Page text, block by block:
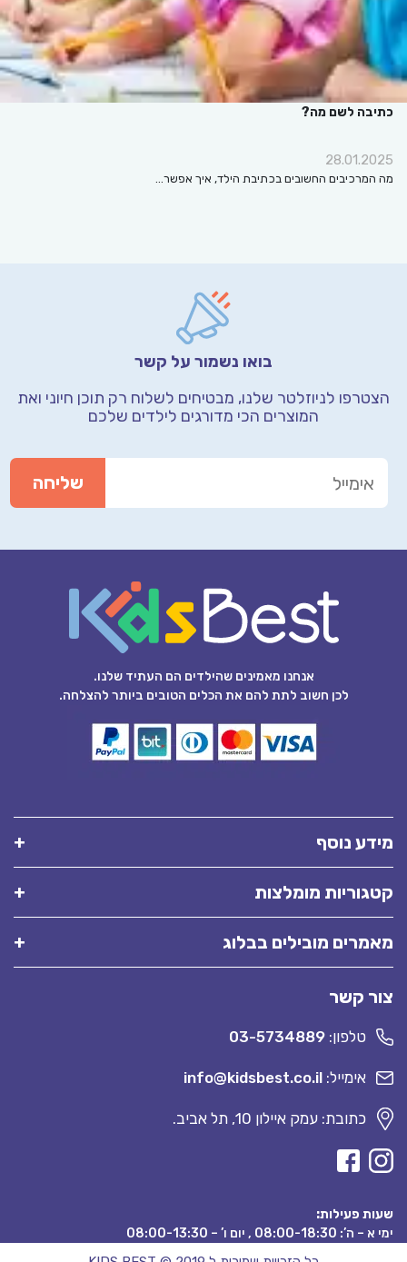
כתיבה לשם מה?
28.01.2025
מה המרכיבים החשובים בכתיבת הילד, איך אפשר…
בואו נשמור על קשר
הצטרפו לניוזלטר שלנו, מבטיחים לשלוח רק תוכן חיוני ואת
המוצרים הכי מדורגים לילדים שלכם
אנחנו מאמינים שהילדים הם העתיד שלנו.
לכן חשוב לתת להם את הכלים הטובים ביותר להצלחה.
מידע נוסף
קטגוריות מומלצות
מאמרים מובילים בבלוג
צור קשר
טלפון: 03-5734889
אימייל: info@kidsbest.co.il
כתובת: עמק איילון 10, תל אביב.
שעות פעילות:
ימי א – ה’: 08:00-18:30 , יום ו’ – 08:00-13:30